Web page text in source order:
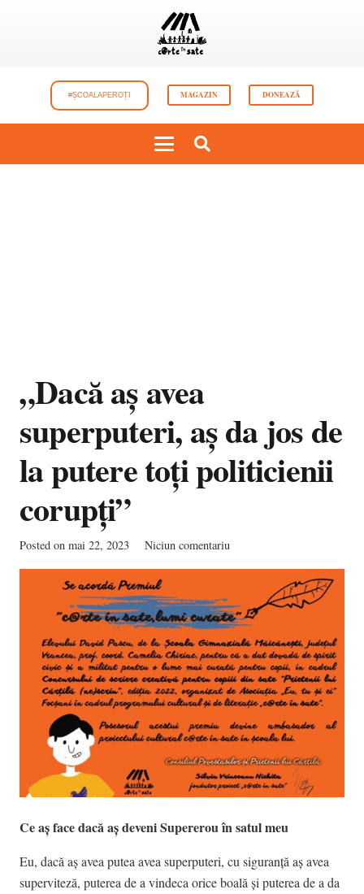
#ȘCOALAPEROȚI MAGAZIN DONEAZĂ
„Dacă aș avea
superputeri, aș da jos de
la putere toți politicienii
corupți”
Posted on mai 22, 2023 Niciun comentariu
Ce aș face dacă aș deveni Supererou în satul meu
Eu, dacă aș avea putea avea superputeri, cu siguranță aș avea
superviteză, puterea de a vindeca orice boală și puterea de a da